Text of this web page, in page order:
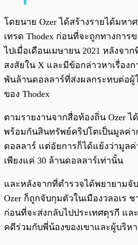
โดยนาย Ozer ได้สร้างรายได้มหา
เทรด Thodex ก่อนที่จะถูกทางการ
ไปเมื่อเดือนเมษายน 2021 หลังจา
สงสัยใน X และมีข้อกล่าวหาเรื่อง
พันล้านดอลลาร์ที่ส่งผลกระทบต่อผู้ใ
ของ Thodex
ตามรายงานจากสื่อท้องถิ่น Ozer
พร้อมกันสินทรัพย์คริปโตเป็นมูลค่า
ดอลลาร์ แต่อัยการก็ได้แย้งว่ามูลค่
เพียงแค่ 30 ล้านดอลลาร์เท่านั้น
และหลังจากที่ตำรวจได้พยายามจั
Ozer ก็ถูกจับกุมตัวในเมืองวลอเร ช
ก่อนที่จะส่งกลับไปประเทศตุรกี แล
คดีร่วมกับพี่น้องของเขาและผู้บริห